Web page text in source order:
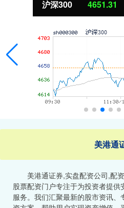
沪深300 4651.31
美港通
美港通证券,实盘配资公司,配
股票配资门户专注于为投资者提
服务。我们汇聚最新的股市资讯